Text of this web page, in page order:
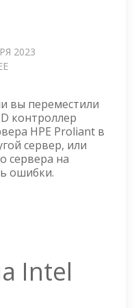
2023
ROM
POST
ERROR:
1795-
SLOT
0
CACHE
CONFIGURATION
вы переместили
контроллер
HPE Proliant в
сервер, или
сервера на
ошибки.
Intel